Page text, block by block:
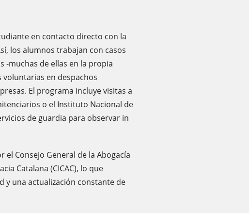
en contacto directo con la
los alumnos trabajan con casos
-muchas de ellas en la propia
voluntarias en despachos
El programa incluye visitas a
o el Instituto Nacional de
de guardia para observar in
Consejo General de la Abogacía
Catalana (CICAC), lo que
y una actualización constante de